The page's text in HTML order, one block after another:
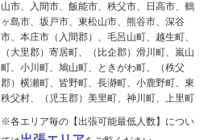
山市、入間市、飯能市、秩父市、日高市、鶴
ヶ島市、坂戸市、東松山市、熊谷市、深谷
市、本庄市（入間郡）、毛呂山町、越生町、
（大里郡）寄居町、（比企郡）滑川町、嵐山
町、小川町、鳩山町、ときがわ町、（秩父
郡）横瀬町、皆野町、長瀞町、小鹿野町、東
秩父村、（児玉郡）美里町、神川町、上里町
※各エリア毎の【出張可能最低人数】につい